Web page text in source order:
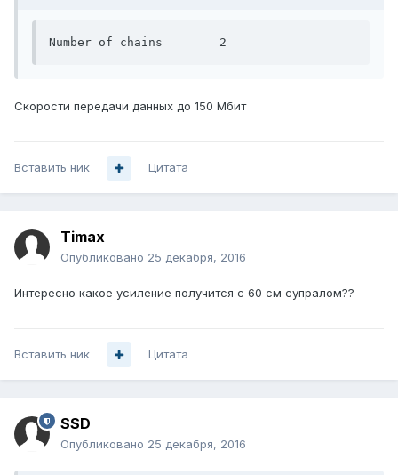
Number of chains	2
Скорости передачи данных до 150 Мбит
Вставить ник Цитата
Timax
Опубликовано 25 декабря, 2016
Интересно какое усиление получится с 60 см супралом??
Вставить ник Цитата
SSD
Опубликовано 25 декабря, 2016